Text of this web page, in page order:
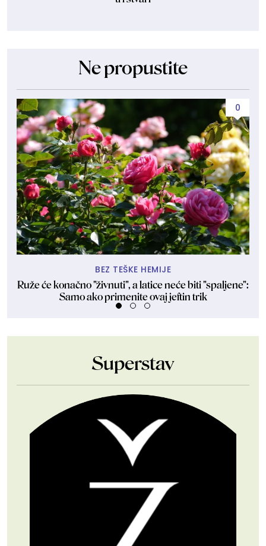
Ne propustite
0
BEZ TEŠKE HEMIJE
Ruže će konačno "živnuti", a latice neće biti "spaljene":
Samo ako primenite ovaj jeftin trik
Superstav